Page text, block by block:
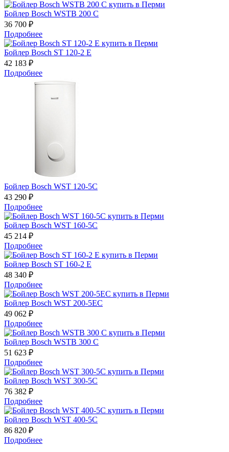
Бойлер Bosch WSTB 200 С
36 700 ₽
Подробнее
Бойлер Bosch ST 120-2 E
42 183 ₽
Подробнее
Бойлер Bosch WST 120-5C
43 290 ₽
Подробнее
Бойлер Bosch WST 160-5C
45 214 ₽
Подробнее
Бойлер Bosch ST 160-2 E
48 340 ₽
Подробнее
Бойлер Bosch WST 200-5EC
49 062 ₽
Подробнее
Бойлер Bosch WSTB 300 С
51 623 ₽
Подробнее
Бойлер Bosch WST 300-5C
76 382 ₽
Подробнее
Бойлер Bosch WST 400-5C
86 820 ₽
Подробнее